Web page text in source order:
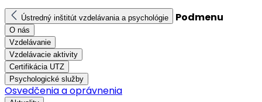
Ústredný inštitút vzdelávania a psychológie Podmenu
O nás
Vzdelávanie
Vzdelávacie aktivity
Certifikácia UTZ
Psychologické služby
Osvedčenia a oprávnenia